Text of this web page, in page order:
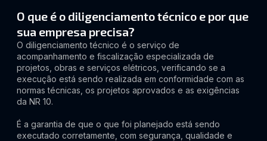
O que é o diligenciamento técnico e por que
sua empresa precisa?
O diligenciamento técnico é o serviço de
acompanhamento e fiscalização especializada de
projetos, obras e serviços elétricos, verificando se a
execução está sendo realizada em conformidade com as
normas técnicas, os projetos aprovados e as exigências
da NR 10.
É a garantia de que o que foi planejado está sendo
executado corretamente, com segurança, qualidade e